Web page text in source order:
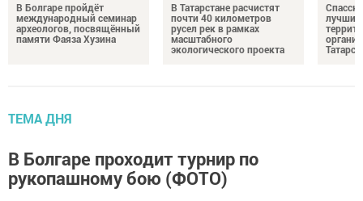
В Болгаре пройдёт
международный семинар
археологов, посвящённый
памяти Фаяза Хузина
В Татарстане расчистят
почти 40 километров
русел рек в рамках
масштабного
экологического проекта
лучшим
ТЕМА ДНЯ
В Болгаре проходит турнир по
рукопашному бою (ФОТО)